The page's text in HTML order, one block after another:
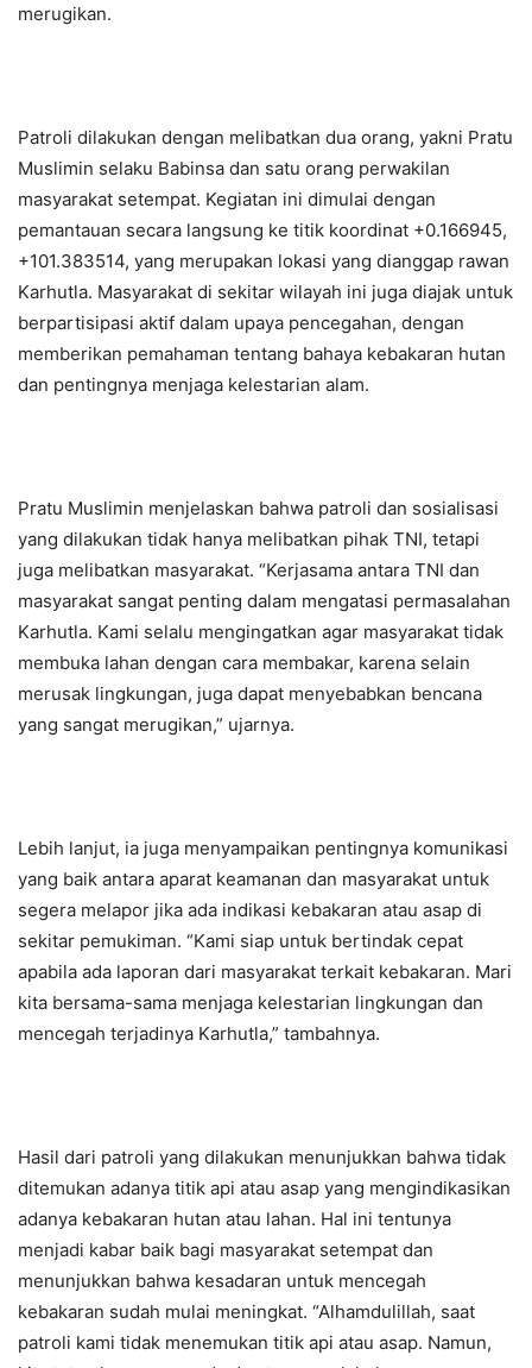
merugikan.
Patroli dilakukan dengan melibatkan dua orang, yakni Pratu
Muslimin selaku Babinsa dan satu orang perwakilan
masyarakat setempat. Kegiatan ini dimulai dengan
pemantauan secara langsung ke titik koordinat +0.166945,
+101.383514, yang merupakan lokasi yang dianggap rawan
Karhutla. Masyarakat di sekitar wilayah ini juga diajak untuk
berpartisipasi aktif dalam upaya pencegahan, dengan
memberikan pemahaman tentang bahaya kebakaran hutan
dan pentingnya menjaga kelestarian alam.
Pratu Muslimin menjelaskan bahwa patroli dan sosialisasi
yang dilakukan tidak hanya melibatkan pihak TNI, tetapi
juga melibatkan masyarakat. “Kerjasama antara TNI dan
masyarakat sangat penting dalam mengatasi permasalahan
Karhutla. Kami selalu mengingatkan agar masyarakat tidak
membuka lahan dengan cara membakar, karena selain
merusak lingkungan, juga dapat menyebabkan bencana
yang sangat merugikan,” ujarnya.
Lebih lanjut, ia juga menyampaikan pentingnya komunikasi
yang baik antara aparat keamanan dan masyarakat untuk
segera melapor jika ada indikasi kebakaran atau asap di
sekitar pemukiman. “Kami siap untuk bertindak cepat
apabila ada laporan dari masyarakat terkait kebakaran. Mari
kita bersama-sama menjaga kelestarian lingkungan dan
mencegah terjadinya Karhutla,” tambahnya.
Hasil dari patroli yang dilakukan menunjukkan bahwa tidak
ditemukan adanya titik api atau asap yang mengindikasikan
adanya kebakaran hutan atau lahan. Hal ini tentunya
menjadi kabar baik bagi masyarakat setempat dan
menunjukkan bahwa kesadaran untuk mencegah
kebakaran sudah mulai meningkat. “Alhamdulillah, saat
patroli kami tidak menemukan titik api atau asap. Namun,